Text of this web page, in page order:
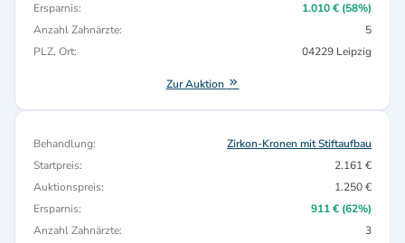
Ersparnis:
1.010 € (58%)
Anzahl Zahnärzte:
5
PLZ, Ort:
04229 Leipzig
Zur Auktion
Behandlung:
Zirkon-Kronen mit Stiftaufbau
Startpreis:
2.161 €
Auktionspreis:
1.250 €
Ersparnis:
911 € (62%)
Anzahl Zahnärzte:
3